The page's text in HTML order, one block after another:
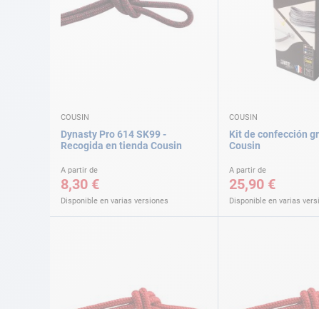
COUSIN
Dynasty Pro 614 SK99 -
Recogida en tienda Cousin
A partir de
8,30 €
Disponible en varias versiones
COUSIN
Kit de confección
Cousin
A partir de
25,90 €
Disponible en varias